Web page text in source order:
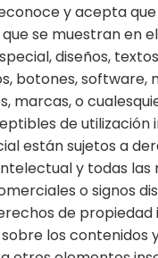
y acepta
se muestran en
diseños,
botones, software,
marcas, o
de utilización
están sujetos a
y todas las
o signos
de propiedad
los contenidos